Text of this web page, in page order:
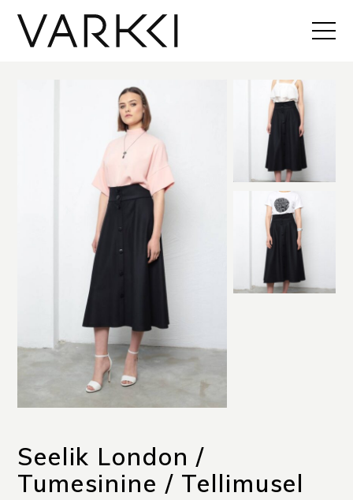
Seelik London /
Tumesinine / Tellimusel